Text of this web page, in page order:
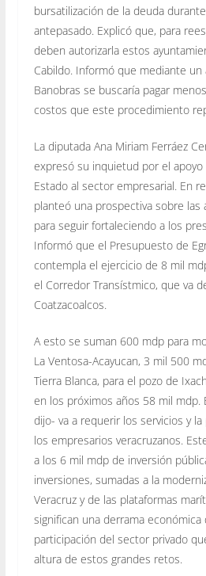
bursatilización de la deuda
antepasado. Explicó que, para
deben autorizarla estos
Cabildo. Informó que mediante
Banobras se buscaría pagar
costos que este procedimiento
La diputada Ana Miriam Ferráez
expresó su inquietud por el
Estado al sector empresarial. En
planteó una prospectiva sobre las
para seguir fortaleciendo a los
Informó que el Presupuesto de
contempla el ejercicio de 8 mil
el Corredor Transístmico, que va
Coatzacoalcos.
A esto se suman 600 mdp para
La Ventosa-Acayucan, 3 mil 500
Tierra Blanca, para el pozo de
en los próximos años 58 mil mdp.
dijo- va a requerir los servicios y
los empresarios veracruzanos.
a los 6 mil mdp de inversión
inversiones, sumadas a la
Veracruz y de las plataformas
significan una derrama
participación del sector privado
altura de estos grandes retos.